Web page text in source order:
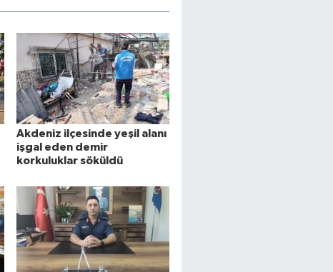
Akdeniz ilçesinde yeşil alanı
işgal eden demir
korkuluklar söküldü